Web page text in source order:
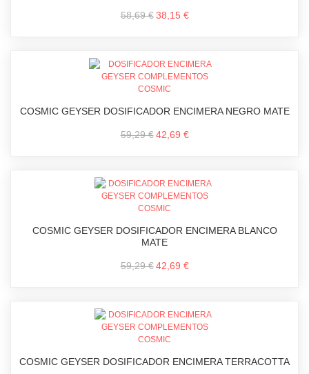
58,69 € 38,15 €
COSMIC GEYSER DOSIFICADOR ENCIMERA NEGRO MATE
59,29 € 42,69 €
COSMIC GEYSER DOSIFICADOR ENCIMERA BLANCO
MATE
59,29 € 42,69 €
COSMIC GEYSER DOSIFICADOR ENCIMERA TERRACOTTA